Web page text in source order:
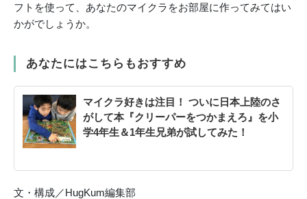
フトを使って、あなたのマイクラをお部屋に作ってみてはい
かがでしょうか。
あなたにはこちらもおすすめ
マイクラ好きは注目！ ついに日本上陸のさ
がして本『クリーパーをつかまえろ』を小
学4年生＆1年生兄弟が試してみた！
文・構成／HugKum編集部